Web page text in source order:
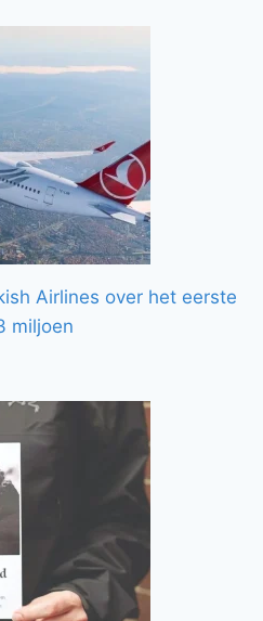
Airlines over het eerste
miljoen